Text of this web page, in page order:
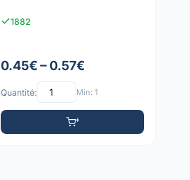
1882
0.45€ – 0.57€
Quantité: Min: 1